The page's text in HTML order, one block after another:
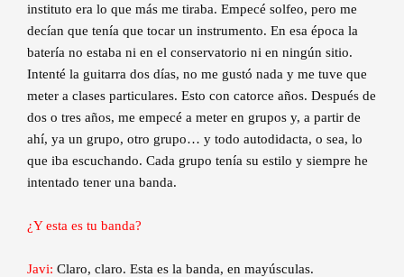
instituto era lo que más me tiraba. Empecé solfeo, pero me
decían que tenía que tocar un instrumento. En esa época la
batería no estaba ni en el conservatorio ni en ningún sitio.
Intenté la guitarra dos días, no me gustó nada y me tuve que
meter a clases particulares. Esto con catorce años. Después de
dos o tres años, me empecé a meter en grupos y, a partir de
ahí, ya un grupo, otro grupo… y todo autodidacta, o sea, lo
que iba escuchando. Cada grupo tenía su estilo y siempre he
intentado tener una banda.
¿Y esta es tu banda?
Javi: Claro, claro. Esta es la banda, en mayúsculas.